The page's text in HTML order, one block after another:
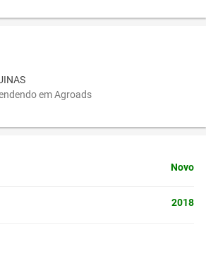
em Agroads
Novo
2018